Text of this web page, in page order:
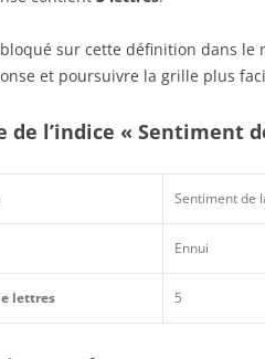
sur cette définition dans le
et poursuivre la grille plus
de l’indice « Sentiment
Sentiment de
Ennui
lettres 5